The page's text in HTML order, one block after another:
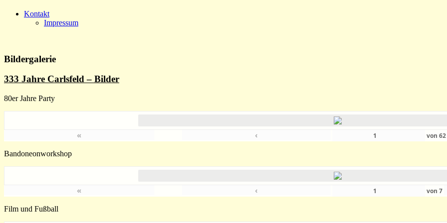
Kontakt
Impressum
Bildergalerie
333 Jahre Carlsfeld – Bilder
80er Jahre Party
« ‹ von62
Bandoneonworkshop
« ‹ von7
Film und Fußball